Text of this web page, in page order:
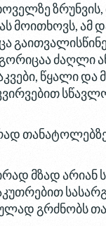
ზრუნვის,
მოითხოვს, ამ
ძაღლი
წყალი და
მზად
გრძნობს